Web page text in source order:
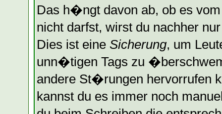
Das h�ngt davon ab, ob es
nicht darfst, wirst du nachher
Dies ist eine Sicherung, um
unn�tigen Tags zu
andere St�rungen hervorrufen
kannst du es immer noch